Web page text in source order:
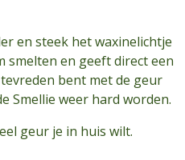
en steek het waxinelichtje
smelten en geeft direct een
bent met de geur
Smellie weer hard worden.
geur je in huis wilt.